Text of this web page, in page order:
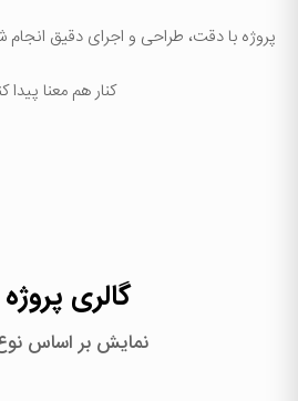
پروژه با دقت، طراحی و اجرای دقیق انجام
کنار هم معنا پیدا
گالری
نمایش بر اساس